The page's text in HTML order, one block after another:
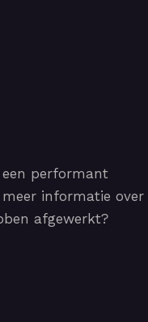
een performant
informatie over
afgewerkt?